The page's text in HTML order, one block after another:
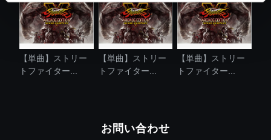
【単曲】ストリー
トファイター...
【単曲】ストリー
トファイター...
【単曲】ストリー
トファイター...
お問い合わせ